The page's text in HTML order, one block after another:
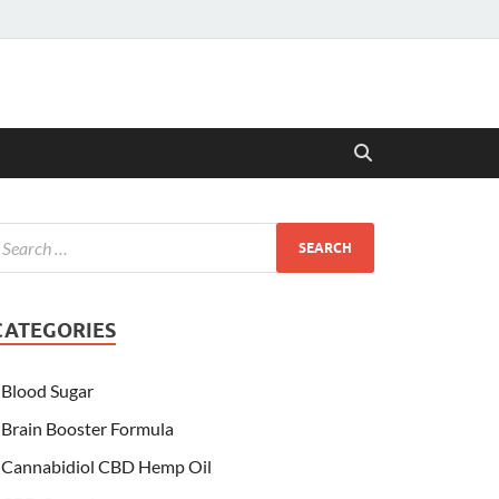
Blood Sugar
Brain Booster Formula
Cannabidiol CBD Hemp Oil